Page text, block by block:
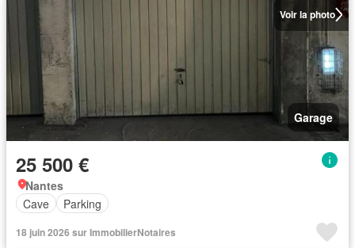
Voir la photo
Garage
25 500 €
Nantes
Cave
Parking
18 juin 2026 sur ImmobilierNotaires